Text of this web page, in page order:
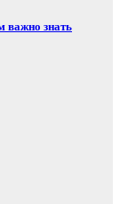
важно знать